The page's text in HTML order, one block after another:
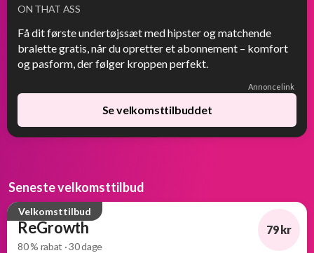
ON THAT ASS
Få dit første undertøjssæt med hipster og matchende
bralette gratis, når du opretter et abonnement – komfort
og pasform, der følger kroppen perfekt.
Annoncelink
Se velkomsttilbuddet
Seneste velkomsttilbud
Velkomsttilbud
ReGrowth
80 % rabat · 30 dage
79 kr